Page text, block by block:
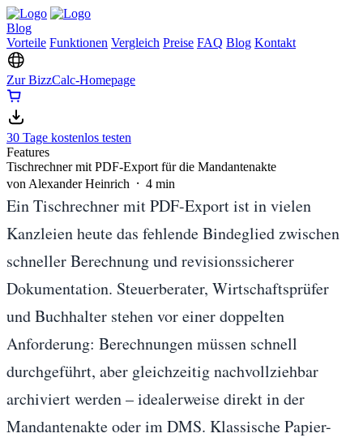
Blog
Vorteile Funktionen Vergleich Preise FAQ Blog Kontakt
Zur BizzCalc-Homepage
30 Tage kostenlos testen
Features
Tischrechner mit PDF-Export für die Mandantenakte
von Alexander Heinrich ⸱ 4 min
Ein Tischrechner mit PDF-Export ist in vielen
Kanzleien heute das fehlende Bindeglied zwischen
schneller Berechnung und revisionssicherer
Dokumentation. Steuerberater, Wirtschaftsprüfer
und Buchhalter stehen vor einer doppelten
Anforderung: Berechnungen müssen schnell
durchgeführt, aber gleichzeitig nachvollziehbar
archiviert werden – idealerweise direkt in der
Mandantenakte oder im DMS. Klassische Papier-